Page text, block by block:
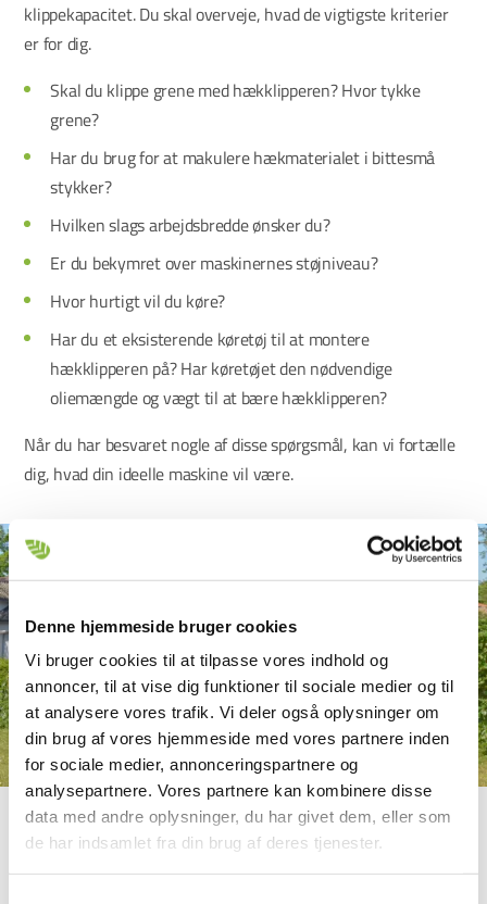
Denne hjemmeside bruger cookies
Vi bruger cookies til at tilpasse vores indhold og
annoncer, til at vise dig funktioner til sociale medier og til
at analysere vores trafik. Vi deler også oplysninger om
din brug af vores hjemmeside med vores partnere inden
for sociale medier, annonceringspartnere og
analysepartnere. Vores partnere kan kombinere disse
data med andre oplysninger, du har givet dem, eller som
de har indsamlet fra din brug af deres tjenester.
klippekapacitet. Du skal overveje, hvad de vigtigste kriterier
er for dig.
Skal du klippe grene med hækklipperen? Hvor tykke
grene?
Har du brug for at makulere hækmaterialet i bittesmå
stykker?
Hvilken slags arbejdsbredde ønsker du?
Er du bekymret over maskinernes støjniveau?
Hvor hurtigt vil du køre?
Har du et eksisterende køretøj til at montere
hækklipperen på? Har køretøjet den nødvendige
oliemængde og vægt til at bære hækklipperen?
Når du har besvaret nogle af disse spørgsmål, kan vi fortælle
dig, hvad din ideelle maskine vil være.
Hæksnitter RC serie